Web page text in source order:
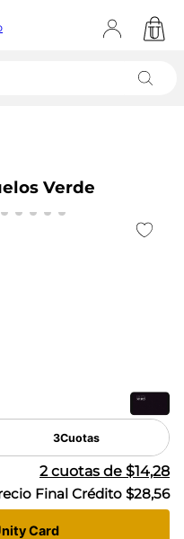
Verde
3Cuotas
2cuotas de $14,28
Final Crédito $28,56
Card